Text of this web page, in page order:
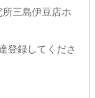
三島伊豆店ホ
登録してくださ